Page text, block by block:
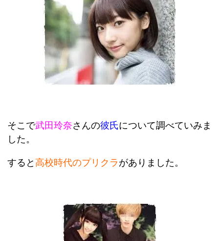
そこで武田玲奈さんの彼氏について調べていみま
した。
すると高校時代のプリクラがありました。